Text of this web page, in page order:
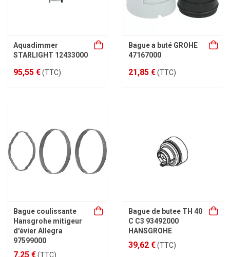
Aquadimmer
STARLIGHT 12433000
95,55 €(TTC)
Bague a buté GROHE
47167000
21,85 €(TTC)
Bague coulissante
Hansgrohe mitigeur
d'évier Allegra
97599000
7,25 €(TTC)
Bague de butee TH 40
C C3 93492000
HANSGROHE
39,62 €(TTC)